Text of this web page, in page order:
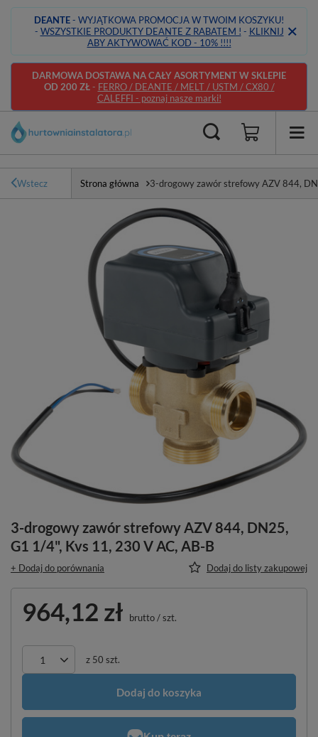
DEANTE- WYJĄTKOWA PROMOCJA W TWOIM KOSZYKU!
- WSZYSTKIE PRODUKTY DEANTE Z RABATEM ! - KLIKNIJ
ABY AKTYWOWAĆ KOD - 10% !!!!
DARMOWA DOSTAWA NA CAŁY ASORTYMENT W SKLEPIE
OD 200 ZŁ- FERRO / DEANTE / MELT / USTM / CX80 /
CALEFFI - poznaj nasze marki!
Wstecz Strona główna 3-drogowy zawór strefowy AZV 844,
3-drogowy zawór strefowy AZV 844, DN25,
G1 1/4", Kvs 11, 230 V AC, AB-B
+ Dodaj do porównania Dodaj do listy zakupowej
964,12 zł brutto/szt.
z 50 szt.
Dodaj do koszyka